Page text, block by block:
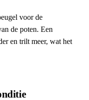
voor de
de poten. Een
en trilt meer, wat het